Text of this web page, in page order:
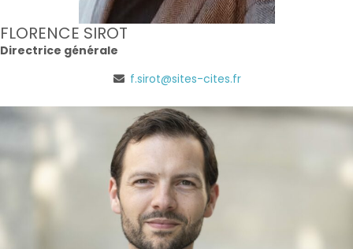
FLORENCE SIROT
Directrice générale
f.sirot@sites-cites.fr